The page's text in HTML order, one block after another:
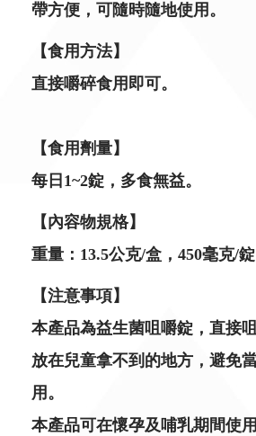
帶方便，可隨時隨地使用。
【食用方法】
直接嚼碎食用即可。
【食用劑量】
每日1~2錠，多食無益。
【內容物規格】
重量：13.5公克/盒，450毫克/
【注意事項】
本產品為益生菌咀嚼錠，直接
放在兒童拿不到的地方，避免
用。
本產品可在懷孕及哺乳期間使用